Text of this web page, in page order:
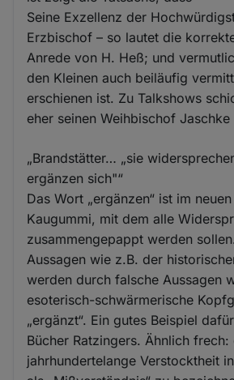
Seine Exzellenz der
Erzbischof – so lautet die
Anrede von H. Heß; und
den Kleinen auch beiläufig
erschienen ist. Zu Talkshows
eher seinen Weihbischof Jaschke
„Brandstätter… „sie
ergänzen sich"“
Das Wort „ergänzen“ ist im
Kaugummi, mit dem alle
zusammengepappt werden
Aussagen wie z.B. der
werden durch falsche Aussagen
esoterisch-schwärmerische
„ergänzt“. Ein gutes Beispiel
Bücher Ratzingers. Ähnlich frech:
jahrhundertelange Verstocktheit